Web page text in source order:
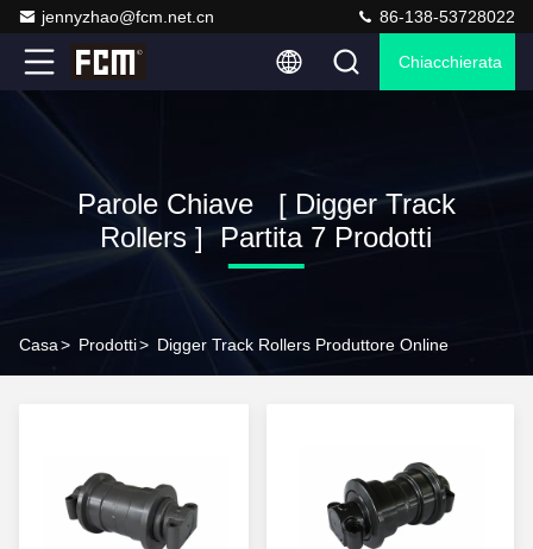
jennyzhao@fcm.net.cn 86-138-53728022
Chiacchierata
Parole Chiave [ Digger Track
Rollers ] Partita 7 Prodotti
Casa> Prodotti> Digger Track Rollers Produttore Online